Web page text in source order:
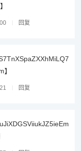
回复
回复